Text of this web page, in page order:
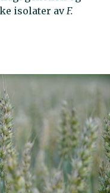
isolater avF.